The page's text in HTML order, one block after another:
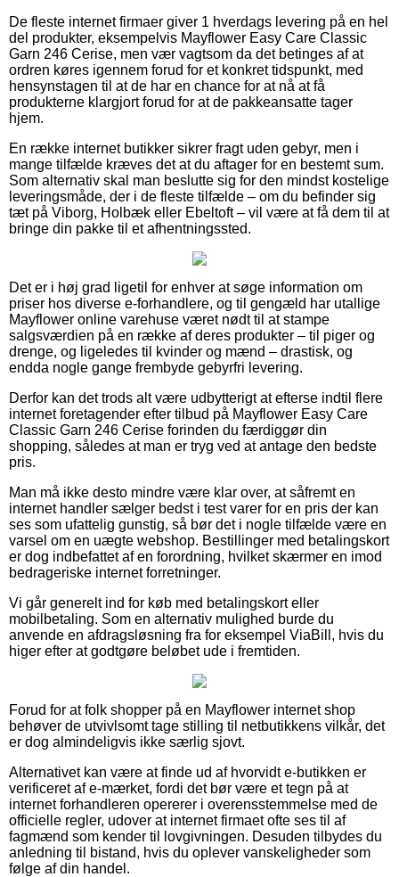
De fleste internet firmaer giver 1 hverdags levering på en hel
del produkter, eksempelvis Mayflower Easy Care Classic
Garn 246 Cerise, men vær vagtsom da det betinges af at
ordren køres igennem forud for et konkret tidspunkt, med
hensynstagen til at de har en chance for at nå at få
produkterne klargjort forud for at de pakkeansatte tager
hjem.
En række internet butikker sikrer fragt uden gebyr, men i
mange tilfælde kræves det at du aftager for en bestemt sum.
Som alternativ skal man beslutte sig for den mindst kostelige
leveringsmåde, der i de fleste tilfælde – om du befinder sig
tæt på Viborg, Holbæk eller Ebeltoft – vil være at få dem til at
bringe din pakke til et afhentningssted.
Det er i høj grad ligetil for enhver at søge information om
priser hos diverse e-forhandlere, og til gengæld har utallige
Mayflower online varehuse været nødt til at stampe
salgsværdien på en række af deres produkter – til piger og
drenge, og ligeledes til kvinder og mænd – drastisk, og
endda nogle gange frembyde gebyrfri levering.
Derfor kan det trods alt være udbytterigt at efterse indtil flere
internet foretagender efter tilbud på Mayflower Easy Care
Classic Garn 246 Cerise forinden du færdiggør din
shopping, således at man er tryg ved at antage den bedste
pris.
Man må ikke desto mindre være klar over, at såfremt en
internet handler sælger bedst i test varer for en pris der kan
ses som ufattelig gunstig, så bør det i nogle tilfælde være en
varsel om en uægte webshop. Bestillinger med betalingskort
er dog indbefattet af en forordning, hvilket skærmer en imod
bedrageriske internet forretninger.
Vi går generelt ind for køb med betalingskort eller
mobilbetaling. Som en alternativ mulighed burde du
anvende en afdragsløsning fra for eksempel ViaBill, hvis du
higer efter at godtgøre beløbet ude i fremtiden.
Forud for at folk shopper på en Mayflower internet shop
behøver de utvivlsomt tage stilling til netbutikkens vilkår, det
er dog almindeligvis ikke særlig sjovt.
Alternativet kan være at finde ud af hvorvidt e-butikken er
verificeret af e-mærket, fordi det bør være et tegn på at
internet forhandleren opererer i overensstemmelse med de
officielle regler, udover at internet firmaet ofte ses til af
fagmænd som kender til lovgivningen. Desuden tilbydes du
anledning til bistand, hvis du oplever vanskeligheder som
følge af din handel.